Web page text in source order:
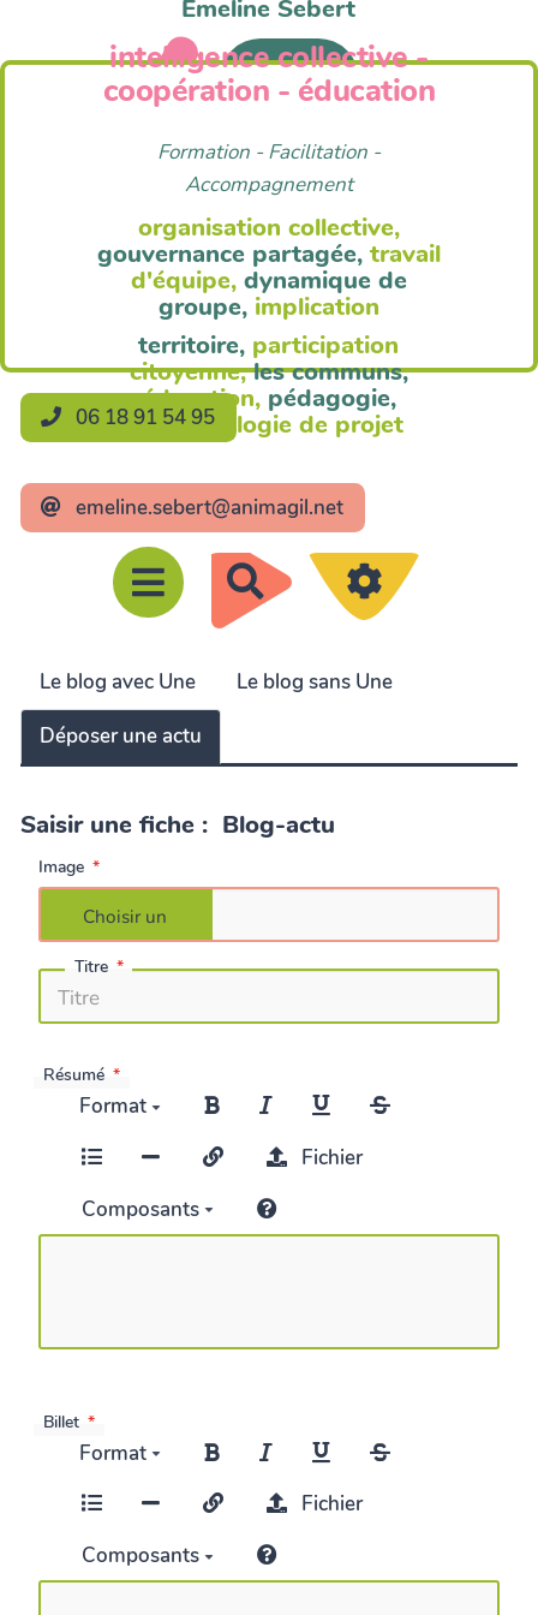
R
e
h
r
h
Anim'Agil
Emeline Sebert
intelligence collective -
coopération - éducation
Formation - Facilitation -
Accompagnement
organisation collective,
gouvernance partagée, travail
d'équipe, dynamique de
groupe, implication
territoire, participation
citoyenne, les communs,
éducation, pédagogie,
méthodologie de projet
06 18 91 54 95
emeline.sebert@animagil.net
Le blog avec Une
Le blog sans Une
Déposer une actu
Saisir une fiche : Blog-actu
Image
Titre
Résumé
Format
Fichier
Composants
Billet
Format
Fichier
Composants